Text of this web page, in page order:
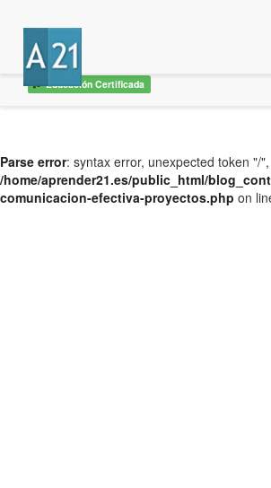
Educación Certificada
Parse error: syntax error, unexpected token "/
/home/aprender21.es/public_html/
comunicacion-efectiva-proyectos.php on